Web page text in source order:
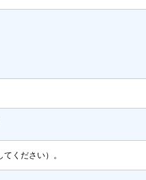
てください）。